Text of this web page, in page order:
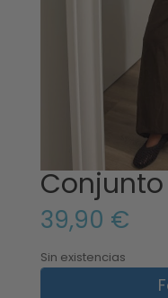
39,90 €
Sin existencias